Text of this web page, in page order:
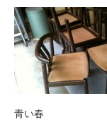
青い春